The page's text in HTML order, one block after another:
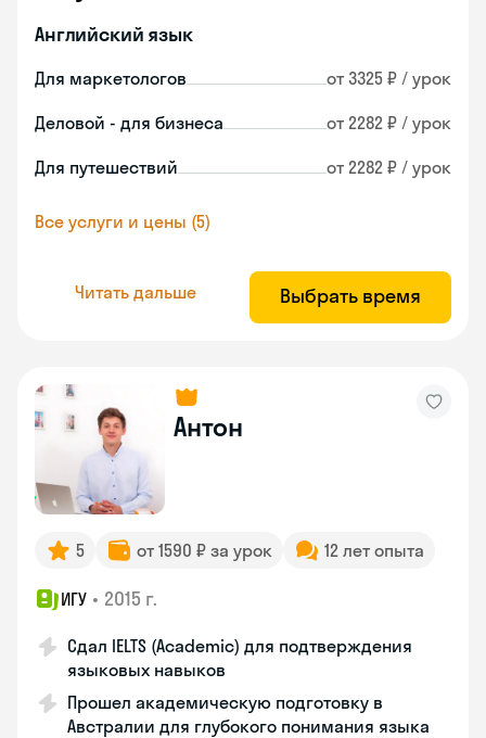
Английский язык
Для маркетологов от 3325 ₽ / урок
Деловой - для бизнеса от 2282 ₽ / урок
Для путешествий от 2282 ₽ / урок
Все услуги и цены (5)
Читать дальше Выбрать время
Антон
5 от 1590 ₽ за урок 12 лет опыта
ИГУ • 2015 г.
Сдал IELTS (Academic) для подтверждения
языковых навыков
Прошел академическую подготовку в
Австралии для глубокого понимания языка